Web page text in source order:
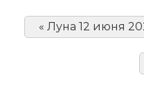
« Луна 12 июня